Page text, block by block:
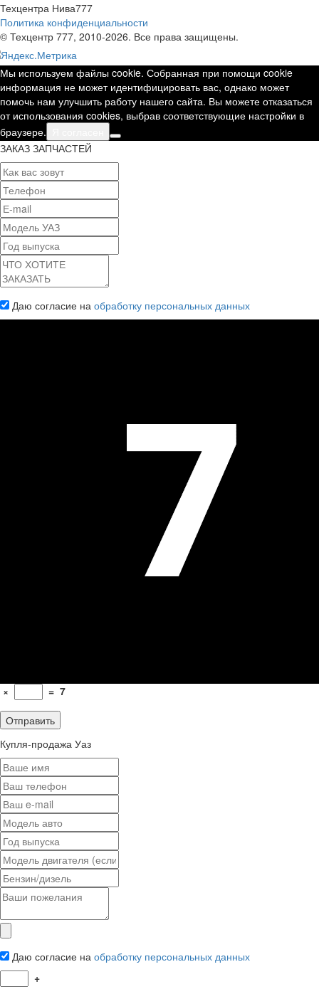
Техцентра Нива777
Политика конфиденциальности
© Техцентр 777, 2010-2026. Все права защищены.
Мы используем файлы cookie. Собранная при помощи cookie
информация не может идентифицировать вас, однако может
помочь нам улучшить работу нашего сайта. Вы можете отказаться
от использования cookies, выбрав соответствующие настройки в
браузере.
ЗАКАЗ ЗАПЧАСТЕЙ
Даю согласие на обработку персональных данных
× = 7
Купля-продажа Уаз
Даю согласие на обработку персональных данных
+